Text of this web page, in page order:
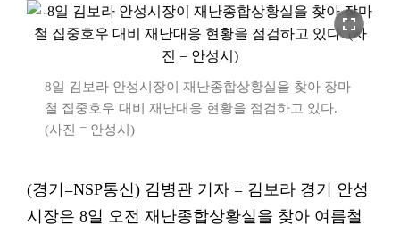
fullscreen
8일 김보라 안성시장이 재난종합상황실을 찾아 장마
철 집중호우 대비 재난대응 현황을 점검하고 있다.
(사진 = 안성시)
(경기=NSP통신) 김병관 기자 = 김보라 경기 안성
시장은 8일 오전 재난종합상황실을 찾아 여름철